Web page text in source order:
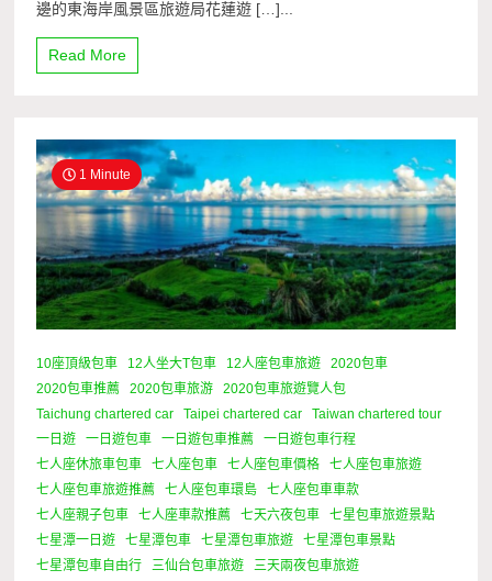
邊的東海岸風景區旅遊局花蓮遊 […]...
Read More
1 Minute
10座頂級包車 12人坐大T包車 12人座包車旅遊
2020包車
2020包車推薦
2020包車旅游
2020包車旅遊覽人包
Taichung chartered car
Taipei chartered car
Taiwan chartered tour
一日遊
一日遊包車 一日遊包車推薦
一日遊包車行程
七人座休旅車包車
七人座包車 七人座包車價格
七人座包車旅遊
七人座包車旅遊推薦
七人座包車環島
七人座包車車款
七人座親子包車
七人座車款推薦 七天六夜包車
七星包車旅遊景點
七星潭一日遊
七星潭包車 七星潭包車旅遊
七星潭包車景點
七星潭包車自由行
三仙台包車旅遊
三天兩夜包車旅遊